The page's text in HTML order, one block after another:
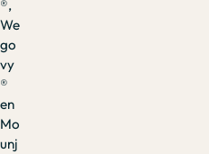
®,
We
go
vy
®
en
Mo
unj